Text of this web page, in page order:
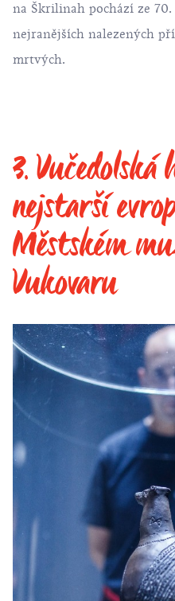
na Škrilinah pochází ze
nejranějších nalezených
mrtvých.
3.
nejstarší
Městském
Vukovaru